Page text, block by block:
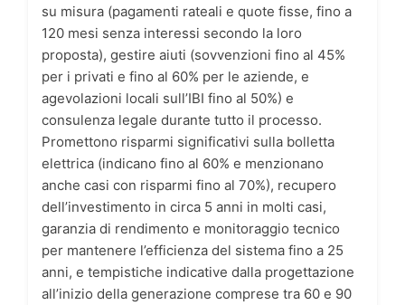
su misura (pagamenti rateali e quote fisse, fino a
120 mesi senza interessi secondo la loro
proposta), gestire aiuti (sovvenzioni fino al 45%
per i privati e fino al 60% per le aziende, e
agevolazioni locali sull’IBI fino al 50%) e
consulenza legale durante tutto il processo.
Promettono risparmi significativi sulla bolletta
elettrica (indicano fino al 60% e menzionano
anche casi con risparmi fino al 70%), recupero
dell’investimento in circa 5 anni in molti casi,
garanzia di rendimento e monitoraggio tecnico
per mantenere l’efficienza del sistema fino a 25
anni, e tempistiche indicative dalla progettazione
all’inizio della generazione comprese tra 60 e 90